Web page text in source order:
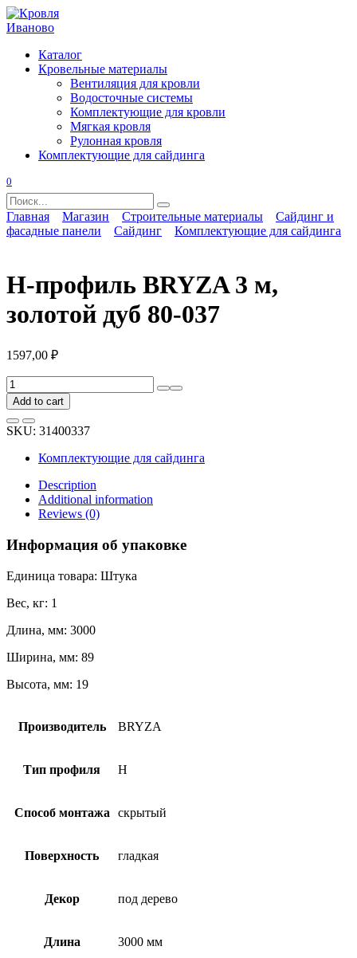
Перейти
к
Каталог
Кровельные материалы
Вентиляция для кровли
Водосточные системы
Комплектующие для кровли
Мягкая кровля
Рулонная кровля
Комплектующие для сайдинга
0
Search
for:
Главная Магазин Строительные материалы
Сайдинг и
фасадные панели
Сайдинг Комплектующие для сайдинга
Н-профиль BRYZA 3 м,
золотой дуб 80-037
1597,00 ₽
Н-
профиль
BRYZA
3
м,
золотой
quantity
Add to cart
SKU: 31400337
Комплектующие для сайдинга
Description
Additional information
Reviews (0)
Информация об упаковке
Единица товара: Штука
Вес, кг: 1
Длина, мм: 3000
Ширина, мм: 89
Высота, мм: 19
Производитель BRYZA
Тип профиля H
Способ монтажа скрытый
Поверхность гладкая
Декор под дерево
Длина 3000 мм